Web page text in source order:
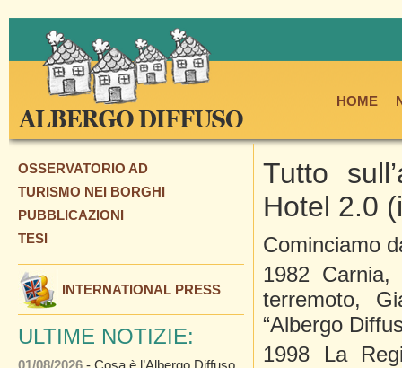
HOME
OSSERVATORIO AD
TURISMO NEI BORGHI
PUBBLICAZIONI
TESI
INTERNATIONAL PRESS
ULTIME NOTIZIE:
Tutto
Hotel 2.0
Cominciamo
1982
terremoto,
“Albergo
1998 La